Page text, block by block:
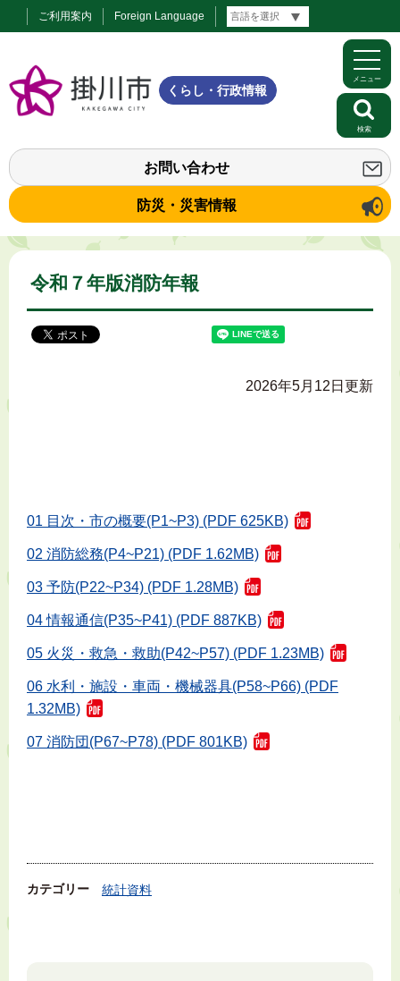
ご利用案内 Foreign Language
くらし・行政情報
お問い合わせ
防災・災害情報
メニュー
検索
令和７年版消防年報
2026年5月12日更新
01 目次・市の概要(P1~P3) (PDF 625KB)
02 消防総務(P4~P21) (PDF 1.62MB)
03 予防(P22~P34) (PDF 1.28MB)
04 情報通信(P35~P41) (PDF 887KB)
05 火災・救急・救助(P42~P57) (PDF 1.23MB)
06 水利・施設・車両・機械器具(P58~P66) (PDF
1.32MB)
07 消防団(P67~P78) (PDF 801KB)
カテゴリー 統計資料